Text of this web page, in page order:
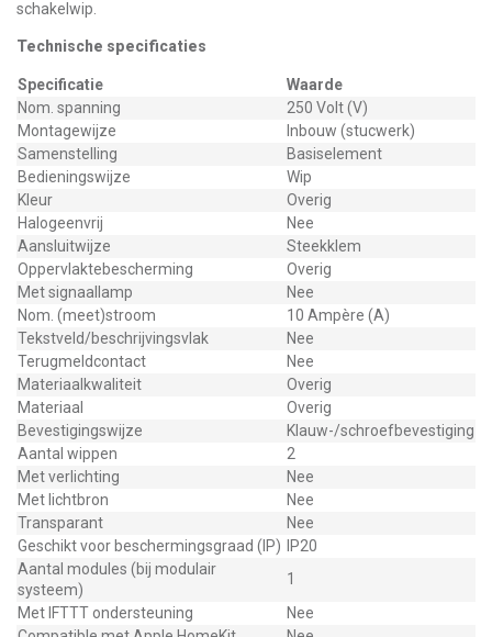
schakelwip.
Technische specificaties
Specificatie
Waarde
Nom. spanning
250 Volt (V)
Montagewijze
Inbouw (stucwerk)
Samenstelling
Basiselement
Bedieningswijze
Wip
Kleur
Overig
Halogeenvrij
Nee
Aansluitwijze
Steekklem
Oppervlaktebescherming
Overig
Met signaallamp
Nee
Nom. (meet)stroom
10 Ampère (A)
Tekstveld/beschrijvingsvlak
Nee
Terugmeldcontact
Nee
Materiaalkwaliteit
Overig
Materiaal
Overig
Bevestigingswijze
Klauw-/schroefbevestiging
Aantal wippen
2
Met verlichting
Nee
Met lichtbron
Nee
Transparant
Nee
Geschikt voor beschermingsgraad (IP)
IP20
Aantal modules (bij modulair
systeem)
1
Met IFTTT ondersteuning
Nee